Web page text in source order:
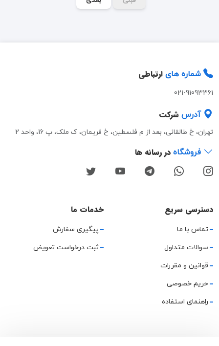
شماره های ارتباطی
021-91093361
آدرس شرکت
تهران، خ طالقانی، بعد از م فلسطین، خ فریمان، ک ملک، پ 16، واحد 2
فروشگاه در رسانه ها
دسترسی سریع
تماس با ما
سوالات متداول
قوانین و مقررات
حریم خصوصی
راهنمای استفاده
خدمات ما
پیگیری سفارش
ثبت درخواست تعویض